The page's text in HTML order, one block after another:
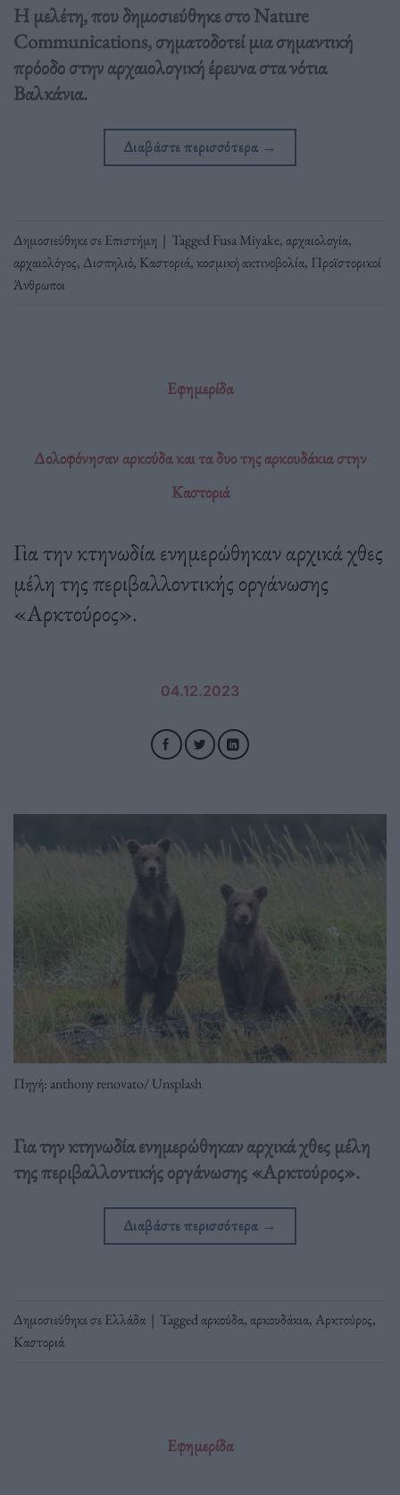
Η μελέτη, που δημοσιεύθηκε στο Nature
Communications, σηματοδοτεί μια σημαντική
πρόοδο στην αρχαιολογική έρευνα στα νότια
Βαλκάνια.
Διαβάστε περισσότερα →
Δημοσιεύθηκε σεΕπιστήμη | TaggedFusa Miyake,αρχαιολογία,
αρχαιολόγος, Δισπηλιό, Καστοριά,κοσμική ακτινοβολία, Προϊστορικοί
Άνθρωποι
Εφημερίδα
Δολοφόνησαν αρκούδα και τα δυο της αρκουδάκια στην
Καστοριά
Για την κτηνωδία ενημερώθηκαν αρχικά χθες
μέλη της περιβαλλοντικής οργάνωσης
«Αρκτούρος».
04.12.2023
Πηγή: anthony renovato/ Unsplash
Για την κτηνωδία ενημερώθηκαν αρχικά χθες μέλη
της περιβαλλοντικής οργάνωσης «Αρκτούρος».
Διαβάστε περισσότερα →
Δημοσιεύθηκε σεΕλλάδα | Taggedαρκούδα,αρκουδάκια,Αρκτούρος,
Καστοριά
Εφημερίδα